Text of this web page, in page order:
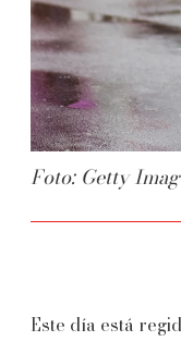
Foto: Getty
Este día está